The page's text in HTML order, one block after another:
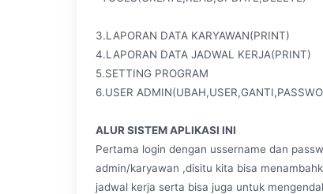
3.LAPORAN DATA KARYAWAN(PRINT)
4.LAPORAN DATA JADWAL KERJA(PRINT)
5.SETTING PROGRAM
6.USER
ALUR SISTEM APLIKASI INI
Pertama login dengan ussername dan
admin/karyawan ,disitu kita bisa
jadwal kerja serta bisa juga untuk